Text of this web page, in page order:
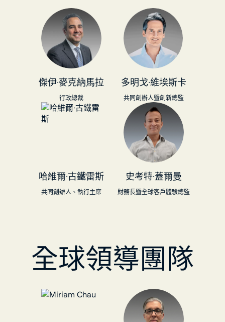
傑伊·麥克納馬拉
行政總裁
多明戈·維埃斯卡
共同創辦人暨創新總監
哈維爾·古鐵雷斯
共同創辦人、執行主席
史考特·蓋爾曼
財務長暨全球客戶體驗總監
全球領導團隊